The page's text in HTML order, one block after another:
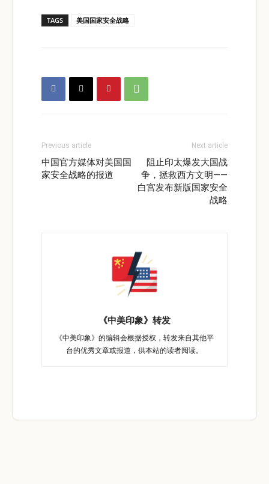
TAGS 美国国家安全战略
Previous article
中国官方媒体对美国国
家安全战略的报道
Next article
阻止印太爆发大国战
争，拯救西方文明——
白宫发布新版国家安全
战略
《中美印象》转发
《中美印象》的编辑会根据授权，转发来自其他平
台的优秀文章或报道，供本站的读者阅读。